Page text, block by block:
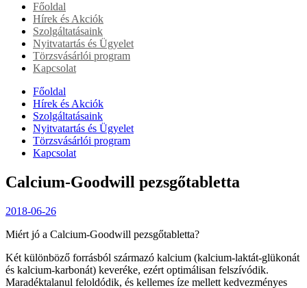
Főoldal
Hírek és Akciók
Szolgáltatásaink
Nyitvatartás és Ügyelet
Törzsvásárlói program
Kapcsolat
Főoldal
Hírek és Akciók
Szolgáltatásaink
Nyitvatartás és Ügyelet
Törzsvásárlói program
Kapcsolat
Calcium-Goodwill pezsgőtabletta
2018-06-26
Miért jó a Calcium-Goodwill pezsgőtabletta?
Két különböző forrásból származó kalcium (kalcium-laktát-glükonát
és kalcium-karbonát) keveréke, ezért optimálisan felszívódik.
Maradéktalanul feloldódik, és kellemes íze mellett kedvezményes